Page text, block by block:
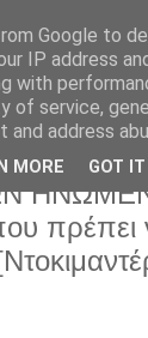
2023
πρέπει
Google to
IP address
with
of service,
address
MORE GOT IT